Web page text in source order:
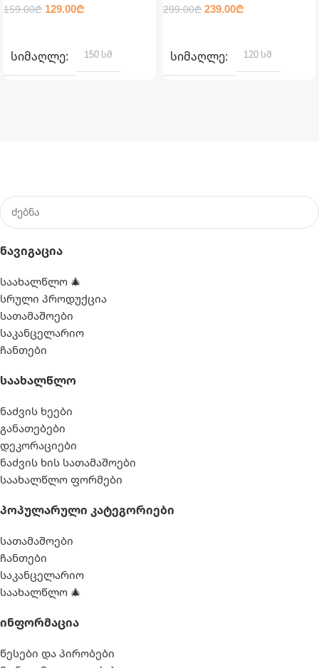
159.00₾ 129.00₾
ᲡᲘᲛᲐᲦᲚᲔ 150 სმ
299.00₾ 239.00₾
ᲡᲘᲛᲐᲦᲚᲔ 120 სმ
Ნავიგაცია
საახალწლო 🎄
სრული პროდუქცია
სათამაშოები
საკანცელარიო
ჩანთები
Საახალწლო
ნაძვის ხეები
განათებები
დეკორაციები
ნაძვის ხის სათამაშოები
საახალწლო ფორმები
Პოპულარული Კატეგორიები
სათამაშოები
ჩანთები
საკანცელარიო
საახალწლო 🎄
Ინფორმაცია
წესები და პირობები